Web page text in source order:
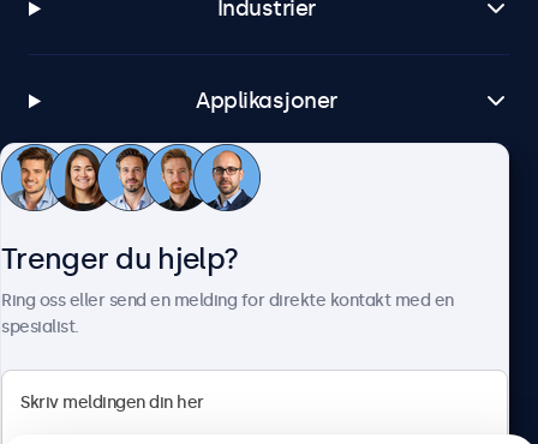
Industrier
Applikasjoner
Kundeservice
Trenger du hjelp?
Ring oss eller send en melding for direkte kontakt med en
spesialist.